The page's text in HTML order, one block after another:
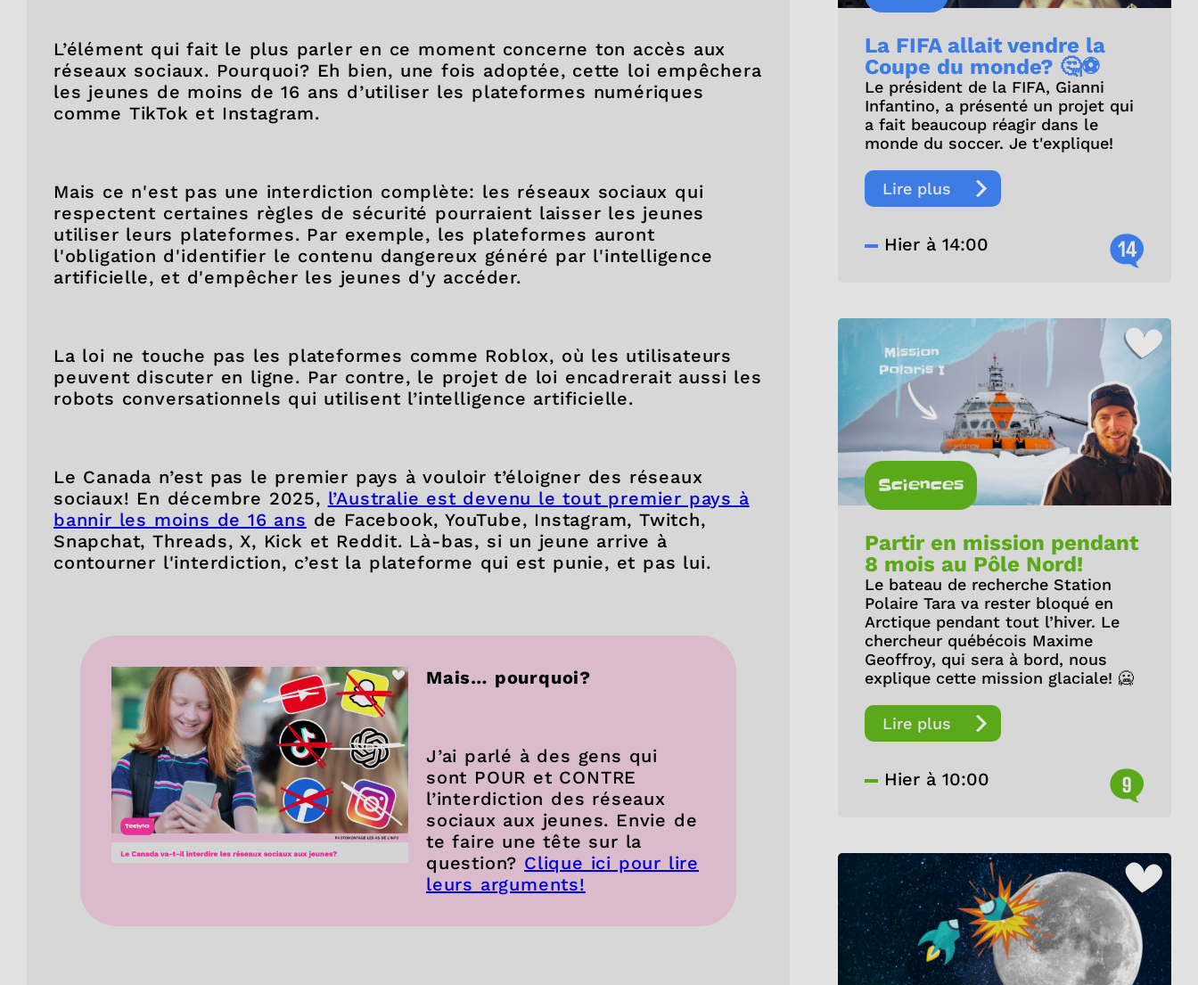
L’élément qui fait le plus parler en ce moment concerne ton accès aux
réseaux sociaux. Pourquoi? Eh bien, une fois adoptée, cette loi empêchera
les jeunes de moins de 16 ans d’utiliser les plateformes numériques
comme TikTok et Instagram.
Mais ce n'est pas une interdiction complète: les réseaux sociaux qui
respectent certaines règles de sécurité pourraient laisser les jeunes
utiliser leurs plateformes. Par exemple, les plateformes auront
l'obligation d'identifier le contenu dangereux généré par l'intelligence
artificielle, et d'empêcher les jeunes d'y accéder.
La loi ne touche pas les plateformes comme Roblox, où les utilisateurs
peuvent discuter en ligne. Par contre, le projet de loi encadrerait aussi les
robots conversationnels qui utilisent l’intelligence artificielle.
Le Canada n’est pas le premier pays à vouloir t’éloigner des réseaux
sociaux! En décembre 2025, l’Australie est devenu le tout premier pays à
bannir les moins de 16 ans de Facebook, YouTube, Instagram, Twitch,
Snapchat, Threads, X, Kick et Reddit. Là-bas, si un jeune arrive à
contourner l'interdiction, c’est la plateforme qui est punie, et pas lui.
Mais… pourquoi?
J’ai parlé à des gens qui
sont POUR et CONTRE
l’interdiction des réseaux
sociaux aux jeunes. Envie de
te faire une tête sur la
question? Clique ici pour lire
leurs arguments!
La FIFA allait vendre la
Coupe du monde? 🤔⚽
Le président de la FIFA, Gianni
Infantino, a présenté un projet qui
a fait beaucoup réagir dans le
monde du soccer. Je t'explique!
Lire plus
Hier à 14:00 14
Sciences
Partir en mission pendant
8 mois au Pôle Nord!
Le bateau de recherche Station
Polaire Tara va rester bloqué en
Arctique pendant tout l’hiver. Le
chercheur québécois Maxime
Geoffroy, qui sera à bord, nous
explique cette mission glaciale! 🥶
Lire plus
Hier à 10:00 9